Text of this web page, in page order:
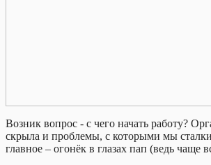
Возник вопрос - с чего начать работу?
скрыла и проблемы, с которыми мы
главное – огонёк в глазах пап (ведь